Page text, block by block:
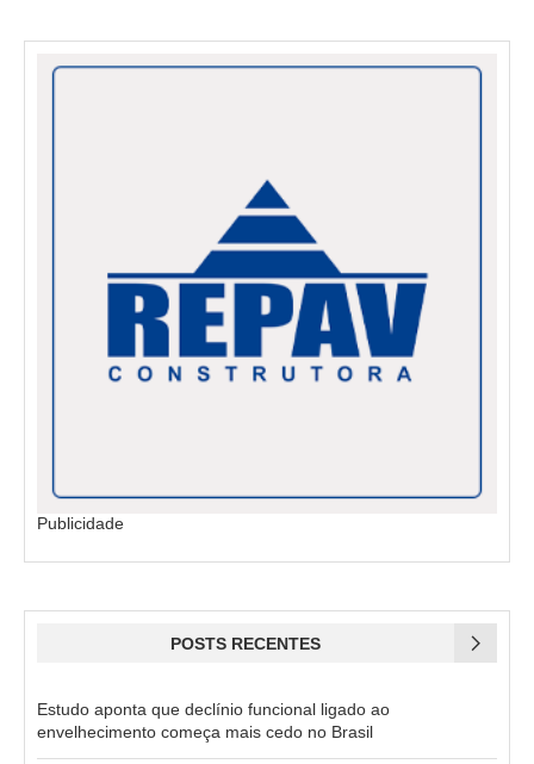
Publicidade
POSTS RECENTES
Estudo aponta que declínio funcional ligado ao
envelhecimento começa mais cedo no Brasil